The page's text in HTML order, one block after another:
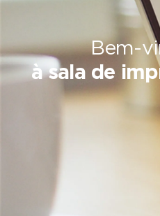
Bem-
à sala de